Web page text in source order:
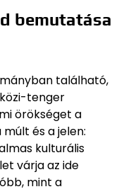
bemutatása
található,
tenger
örökséget a
és a jelen:
kulturális
várja az ide
mint a